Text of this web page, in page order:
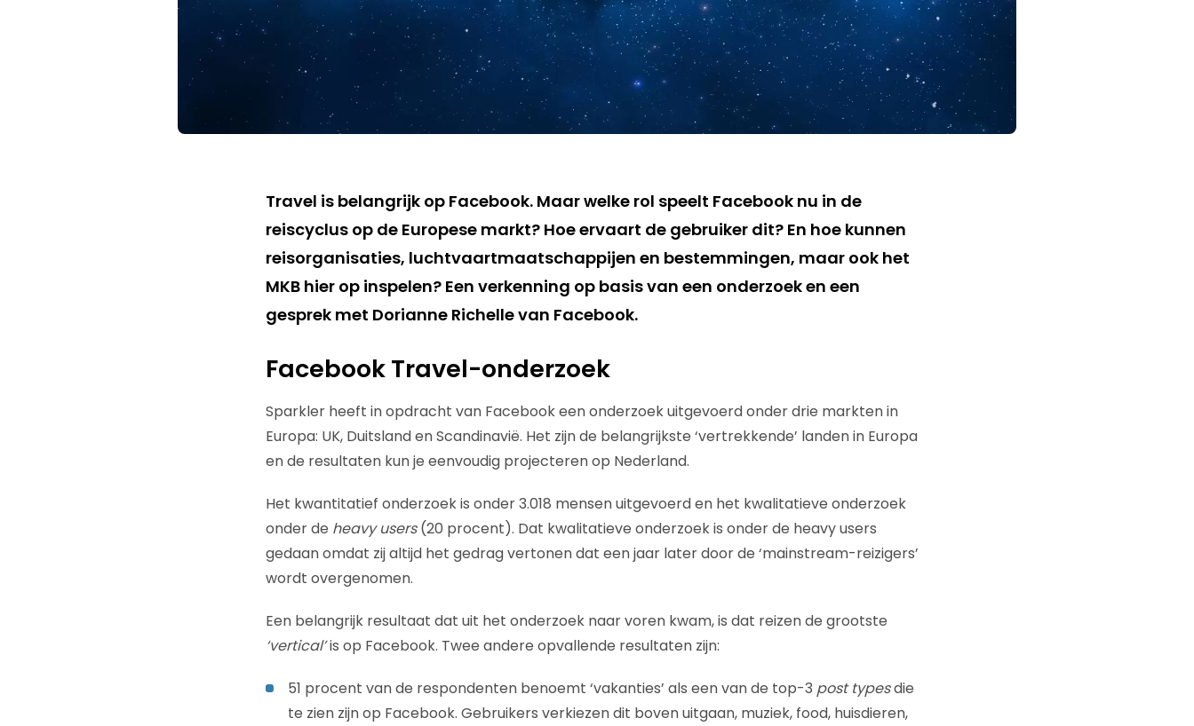
Travel is belangrijk op Facebook. Maar welke rol speelt Facebook nu in de
reiscyclus op de Europese markt? Hoe ervaart de gebruiker dit? En hoe kunnen
reisorganisaties, luchtvaartmaatschappijen en bestemmingen, maar ook het
MKB hier op inspelen? Een verkenning op basis van een onderzoek en een
gesprek met Dorianne Richelle van Facebook.
Facebook Travel-onderzoek
Sparkler heeft in opdracht van Facebook een onderzoek uitgevoerd onder drie markten in
Europa: UK, Duitsland en Scandinavië. Het zijn de belangrijkste ‘vertrekkende’ landen in Europa
en de resultaten kun je eenvoudig projecteren op Nederland.
Het kwantitatief onderzoek is onder 3.018 mensen uitgevoerd en het kwalitatieve onderzoek
onder de heavy users(20 procent). Dat kwalitatieve onderzoek is onder de heavy users
gedaan omdat zij altijd het gedrag vertonen dat een jaar later door de ‘mainstream-reizigers’
wordt overgenomen.
Een belangrijk resultaat dat uit het onderzoek naar voren kwam, is dat reizen de grootste
‘vertical’is op Facebook. Twee andere opvallende resultaten zijn:
51 procent van de respondenten benoemt ‘vakanties’ als een van de top-3 post typesdie
te zien zijn op Facebook. Gebruikers verkiezen dit boven uitgaan, muziek, food, huisdieren,